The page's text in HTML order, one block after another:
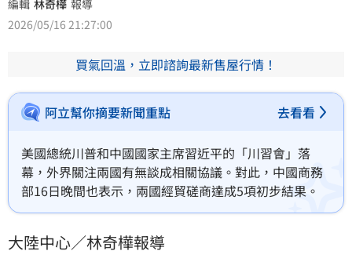
編輯 林奇樺 報導
2026/05/16 21:27:00
買氣回溫，立即諮詢最新售屋行情！
阿立幫你摘要新聞重點 去看看
美國總統川普和中國國家主席習近平的「川習會」落
幕，外界關注兩國有無談成相關協議。對此，中國商務
部16日晚間也表示，兩國經貿磋商達成5項初步結果。
大陸中心／林奇樺報導